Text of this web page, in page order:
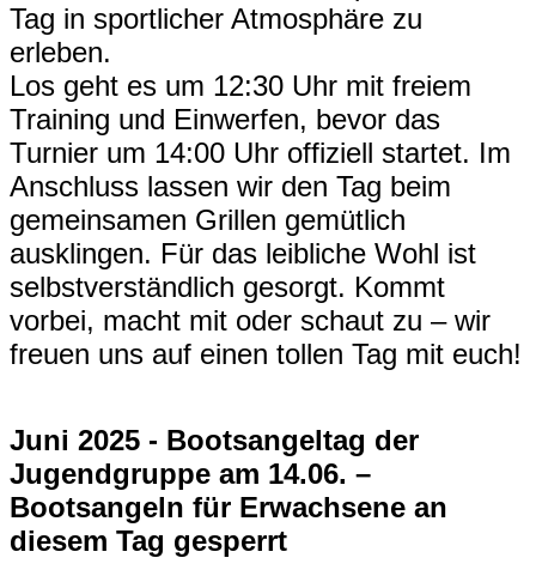
Tag in sportlicher Atmosphäre zu
erleben.
Los geht es um 12:30 Uhr mit freiem
Training und Einwerfen, bevor das
Turnier um 14:00 Uhr offiziell startet. Im
Anschluss lassen wir den Tag beim
gemeinsamen Grillen gemütlich
ausklingen. Für das leibliche Wohl ist
selbstverständlich gesorgt. Kommt
vorbei, macht mit oder schaut zu – wir
freuen uns auf einen tollen Tag mit euch!
Juni 2025 - Bootsangeltag der
Jugendgruppe am 14.06. –
Bootsangeln für Erwachsene an
diesem Tag gesperrt